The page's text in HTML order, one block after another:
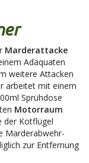
Marderattacke
Adäquaten
weitere Attacken
arbeitet mit einem
Sprühdose
Motorraum
der Kotflügel
Marderabwehr-
zur Entfernung